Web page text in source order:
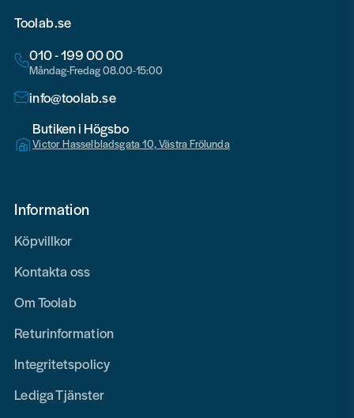
Toolab.se
010 - 199 00 00
Måndag-Fredag 08.00-15:00
info@toolab.se
Butiken i Högsbo
Victor Hasselbladsgata 10, Västra Frölunda
Information
Köpvillkor
Kontakta oss
Om Toolab
Returinformation
Integritetspolicy
Lediga Tjänster